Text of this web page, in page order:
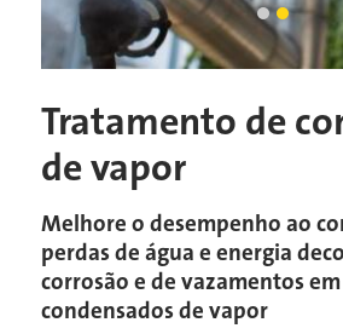
Tratamento de
de vapor
Melhore o desempenho ao
perdas de água e energia
corrosão e de vazamentos
condensados de vapor
O vapor
A
Slide